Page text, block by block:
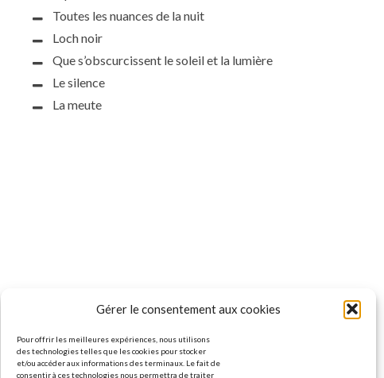
Gérer le consentement aux cookies
Pour offrir les meilleures expériences, nous utilisons
des technologies telles que les cookies pour stocker
et/ou accéder aux informations des terminaux. Le fait de
consentir à ces technologies nous permettra de traiter
Toutes les nuances de la nuit
Loch noir
Que s’obscurcissent le soleil et la lumière
Le silence
La meute